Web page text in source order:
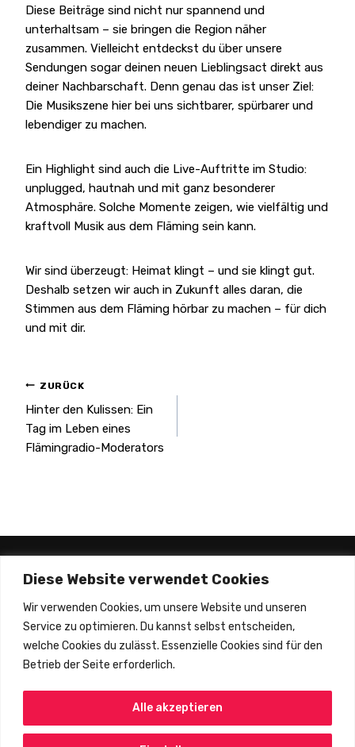
Diese Website verwendet Cookies
Wir verwenden Cookies, um unsere Website und unseren
Service zu optimieren. Du kannst selbst entscheiden,
welche Cookies du zulässt. Essenzielle Cookies sind für den
Betrieb der Seite erforderlich.
Alle akzeptieren
Diese Beiträge sind nicht nur spannend und
unterhaltsam – sie bringen die Region näher
zusammen. Vielleicht entdeckst du über unsere
Sendungen sogar deinen neuen Lieblingsact direkt aus
deiner Nachbarschaft. Denn genau das ist unser Ziel:
Die Musikszene hier bei uns sichtbarer, spürbarer und
lebendiger zu machen.
Ein Highlight sind auch die Live-Auftritte im Studio:
unplugged, hautnah und mit ganz besonderer
Atmosphäre. Solche Momente zeigen, wie vielfältig und
kraftvoll Musik aus dem Fläming sein kann.
Wir sind überzeugt: Heimat klingt – und sie klingt gut.
Deshalb setzen wir auch in Zukunft alles daran, die
Stimmen aus dem Fläming hörbar zu machen – für dich
und mit dir.
Beitragsnavigation
ZURÜCK
Hinter den Kulissen: Ein
Tag im Leben eines
Flämingradio-Moderators
Copyright © 2002 - 2025 By Nick Jones.
Released As Free Software Without Warranties